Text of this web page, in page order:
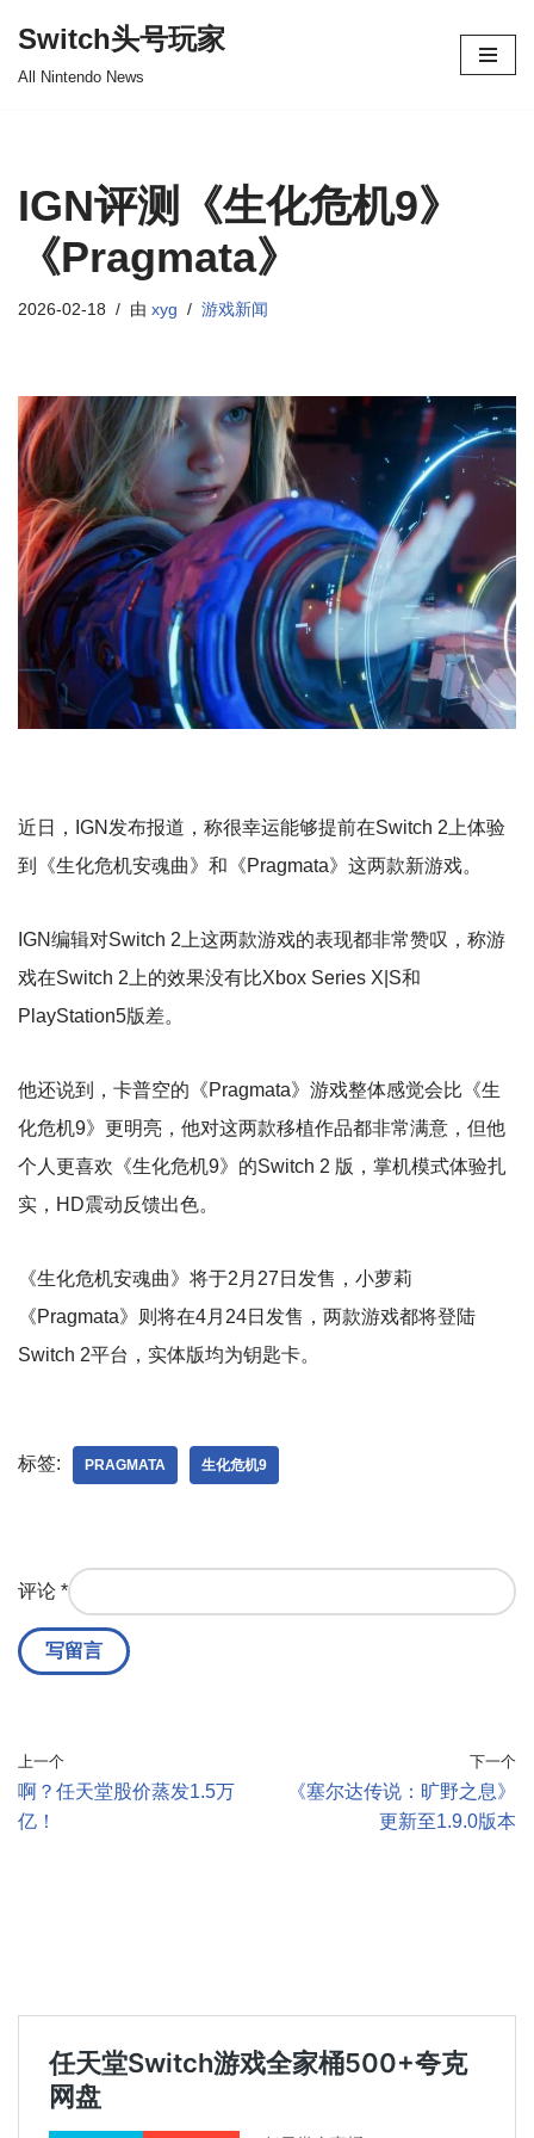
Switch头号玩家
All Nintendo News
IGN评测《生化危机9》
《Pragmata》
2026-02-18 由 xyg 游戏新闻
近日，IGN发布报道，称很幸运能够提前在Switch 2上体验
到《生化危机安魂曲》和《Pragmata》这两款新游戏。
IGN编辑对Switch 2上这两款游戏的表现都非常赞叹，称游
戏在Switch 2上的效果没有比Xbox Series X|S和
PlayStation5版差。
他还说到，卡普空的《Pragmata》游戏整体感觉会比《生
化危机9》更明亮，他对这两款移植作品都非常满意，但他
个人更喜欢《生化危机9》的Switch 2 版，掌机模式体验扎
实，HD震动反馈出色。
《生化危机安魂曲》将于2月27日发售，小萝莉
《Pragmata》则将在4月24日发售，两款游戏都将登陆
Switch 2平台，实体版均为钥匙卡。
标签: PRAGMATA 生化危机9
评论 *
上一个
啊？任天堂股价蒸发1.5万
亿！
下一个
《塞尔达传说：旷野之息》
更新至1.9.0版本